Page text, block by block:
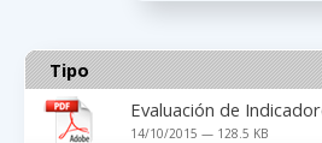
Tipo
Evaluación de
14/10/2015 — 128.5 KB